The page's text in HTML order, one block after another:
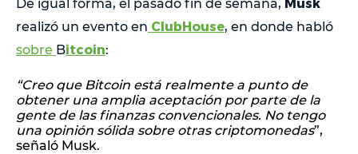
De igual forma, el pasado fin de semana,
realizó un evento en ClubHouse, en donde habló
sobre Bitcoin:
“Creo que Bitcoin está realmente a punto de
obtener una amplia aceptación por parte de la
gente de las finanzas convencionales. No tengo
una opinión sólida sobre otras criptomonedas”,
señaló Musk.